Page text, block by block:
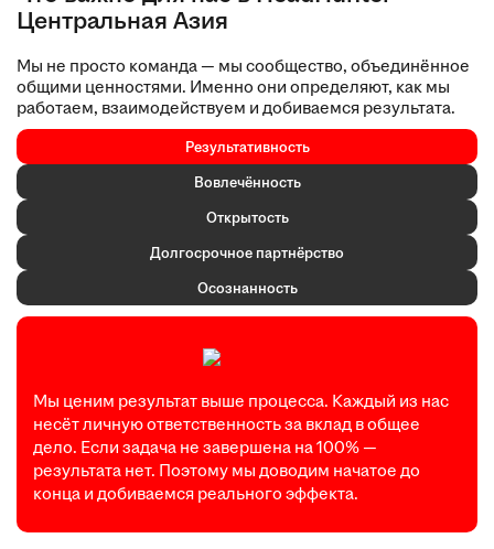
Центральная Азия
Мы не просто команда — мы сообщество, объединённое
общими ценностями. Именно они определяют, как мы
работаем, взаимодействуем и добиваемся результата.
Результативность
Вовлечённость
Открытость
Долгосрочное партнёрство
Осознанность
Мы ценим результат выше процесса. Каждый из нас
несёт личную ответственность за вклад в общее
дело. Если задача не завершена на 100% —
результата нет. Поэтому мы доводим начатое до
конца и добиваемся реального эффекта.